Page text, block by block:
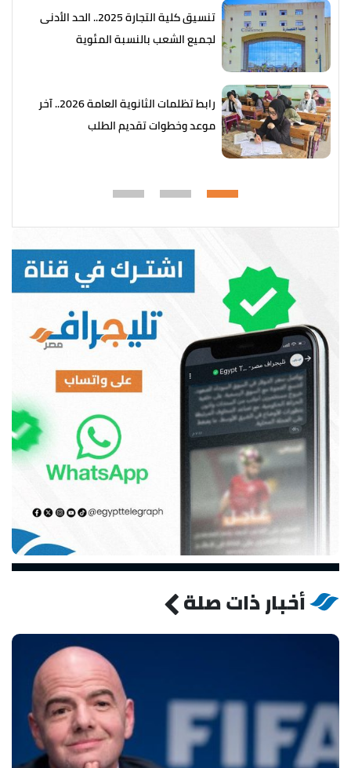
تنسيق كلية التجارة 2025.. الحد الأدنى
لجميع الشعب بالنسبة المئوية
رابط تظلمات الثانوية العامة 2026.. آخر
موعد وخطوات تقديم الطلب
أخبار ذات صلة